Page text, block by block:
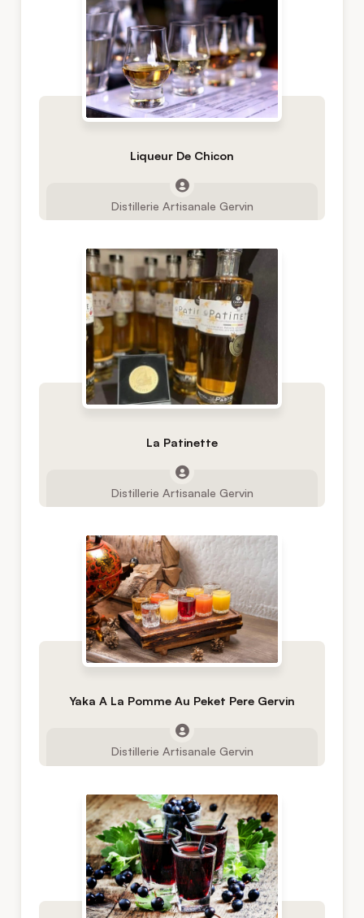
Liqueur De Chicon
Distillerie Artisanale Gervin
La Patinette
Distillerie Artisanale Gervin
Yaka A La Pomme Au Peket Pere Gervin
Distillerie Artisanale Gervin